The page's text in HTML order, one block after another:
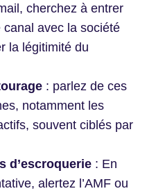
cherchez à entrer
avec la société
la légitimité du
: parlez de ces
notamment les
souvent ciblés par
d’escroquerie : En
alertez l’AMF ou